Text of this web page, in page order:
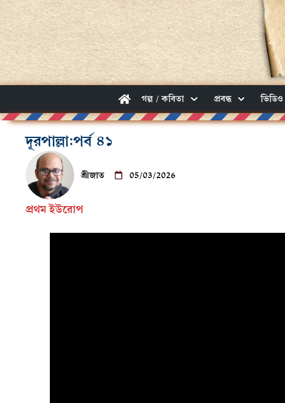
গল্প / কবিতা প্রবন্ধ ভিডিও
দূরপাল্লা:পর্ব ৪১
শ্রীজাত 05/03/2026
প্রথম ইউরোপ